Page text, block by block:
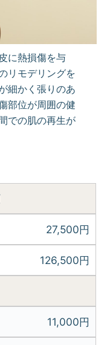
に熱損傷を与
リモデリングを
細かく張りのあ
部位が周囲の健
での肌の再生が
27,500円
126,500円
11,000円